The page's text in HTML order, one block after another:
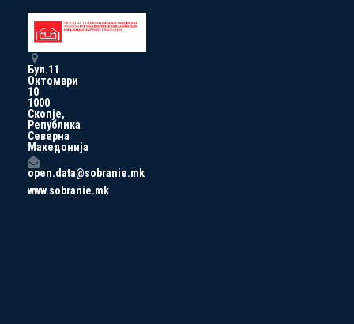
Бул.11
Октомври
10
1000
Скопје,
Република
Северна
Македонија
open.data@sobranie.mk
www.sobranie.mk